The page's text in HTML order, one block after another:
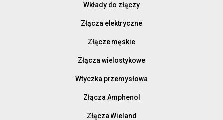
Wkłady do złączy
Złącza elektryczne
Złącze męskie
Złącza wielostykowe
Wtyczka przemysłowa
Złącza Amphenol
Złącza Wieland